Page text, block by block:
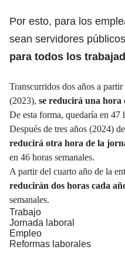
Por esto, para los
sean servidores
para todos los
Transcurridos dos años a
(2023), se reducirá una hora
De esta forma, quedaría en 47
Después de tres años (2024)
reducirá otra hora de la
en 46 horas semanales.
A partir del cuarto año de la
reducirán dos horas cada
semanales.
Trabajo
Jornada laboral
Empleo
Reformas laborales